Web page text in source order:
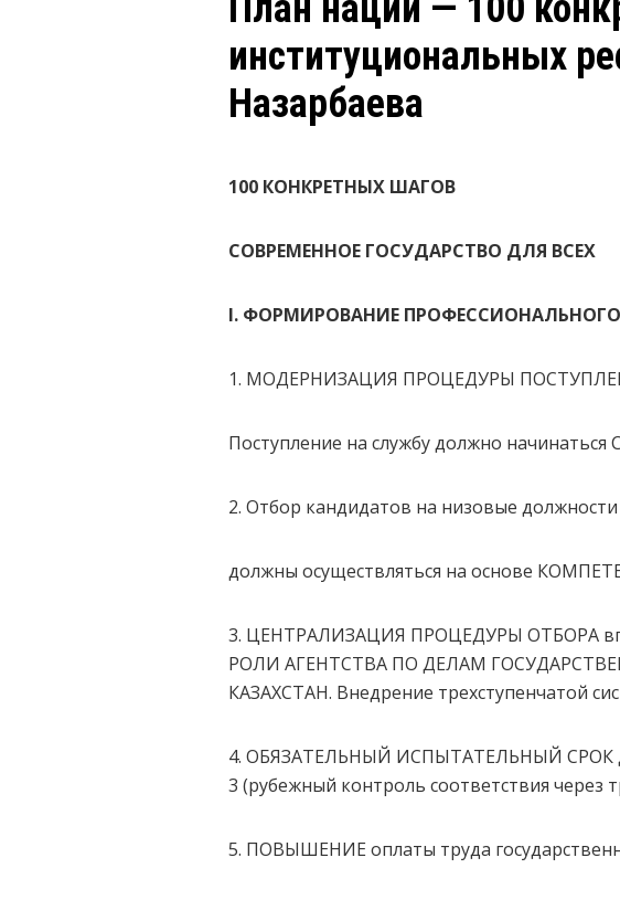
институциональных
Назарбаева
100 КОНКРЕТНЫХ ШАГОВ
СОВРЕМЕННОЕ ГОСУДАРСТВО ДЛЯ ВСЕХ
I. ФОРМИРОВАНИЕ
1. МОДЕРНИЗАЦИЯ ПРОЦЕДУРЫ
Поступление на службу должно
2. Отбор кандидатов на низовые
должны осуществляться на основе
3. ЦЕНТРАЛИЗАЦИЯ ПРОЦЕДУРЫ ОТБОРА
РОЛИ АГЕНТСТВА ПО ДЕЛАМ
КАЗАХСТАН. Внедрение трехступенчатой
4. ОБЯЗАТЕЛЬНЫЙ ИСПЫТАТЕЛЬНЫЙ СРОК
3 (рубежный контроль соответствия через
5. ПОВЫШЕНИЕ оплаты труда